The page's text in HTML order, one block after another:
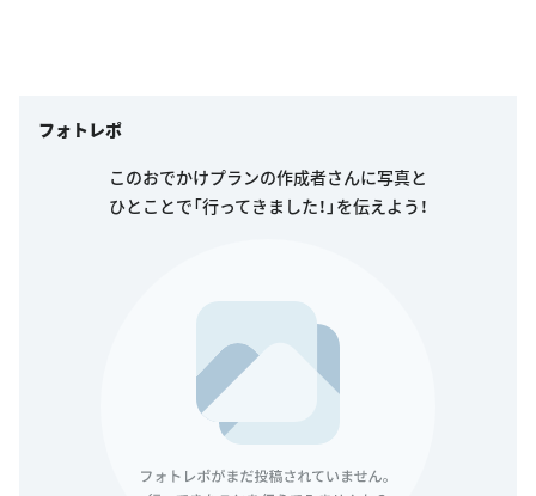
フォトレポ
このおでかけプランの作成者さんに写真と
ひとことで「行ってきました！」を伝えよう！